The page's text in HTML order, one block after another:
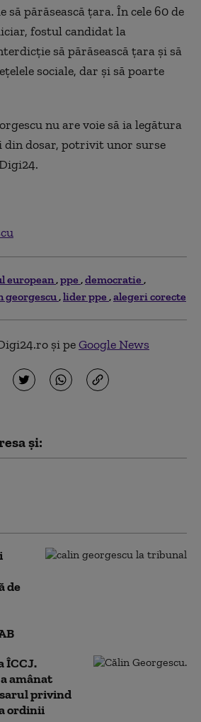
să părăsească țara. În cele 60 de
fostul candidat la
să părăsească țara și să
sociale, dar și să poarte
nu are voie să ia legătura
dosar, potrivit unor surse
european ppe democratie
georgescu lider ppe alegeri corecte
și peGoogle News
și:
de
ÎCCJ.
amânat
privind
ordinii